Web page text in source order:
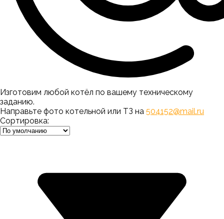
Изготовим любой котёл по вашему техническому
заданию.
Направьте фото котельной или ТЗ на 504152@mail.ru
Сортировка: